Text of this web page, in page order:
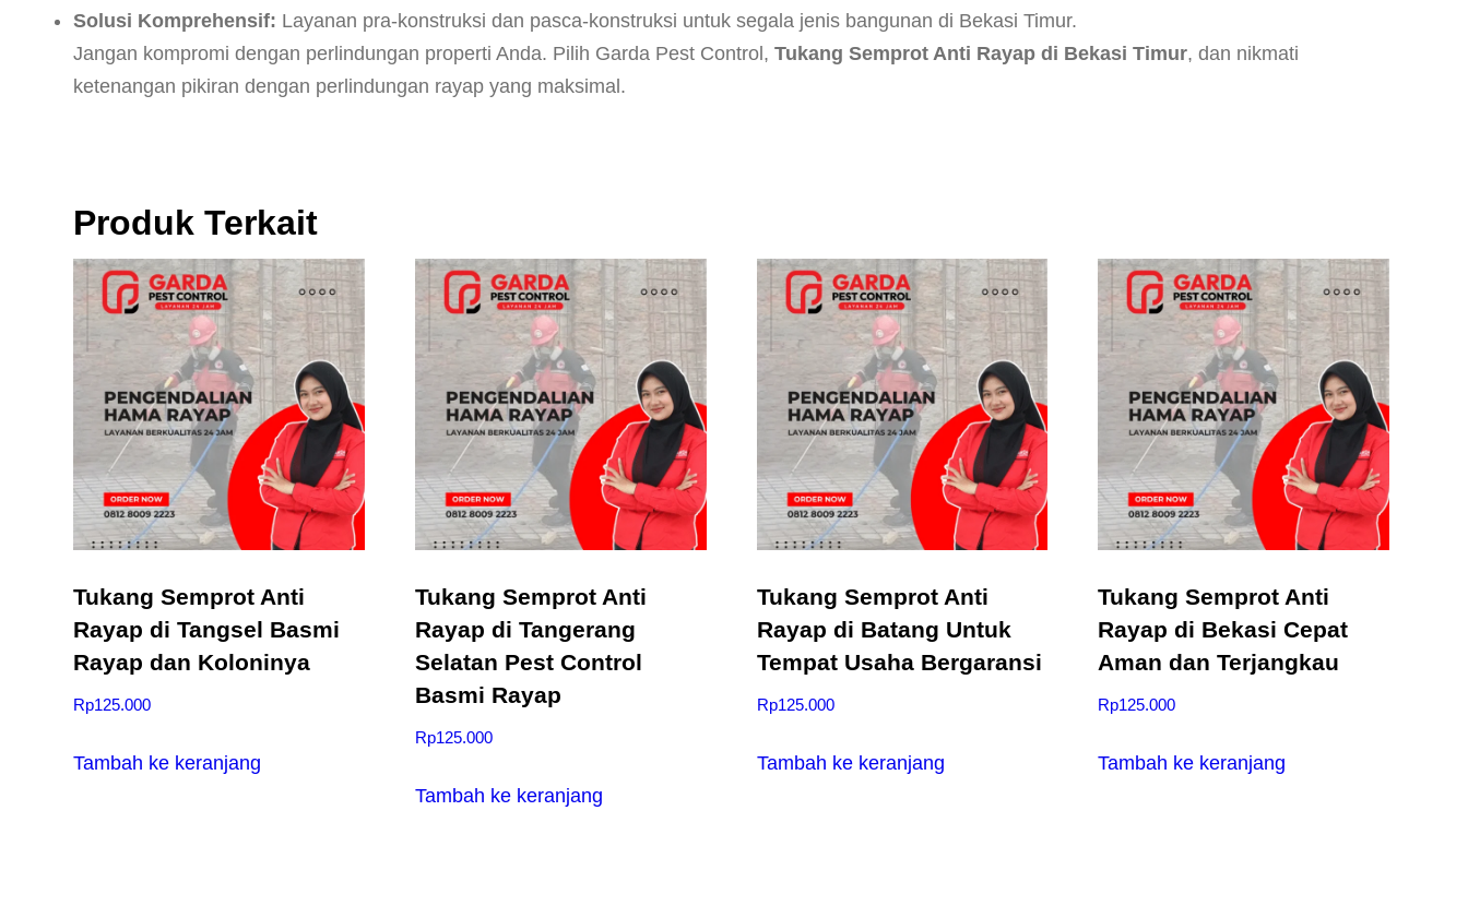
i
B
T
u
r
b
a
i
k
d
n
B
Solusi Komprehensif: Layanan pra-konstruksi dan pasca-konstruksi untuk segala jenis bangunan di Bekasi Timur.
Jangan kompromi dengan perlindungan properti Anda. Pilih Garda Pest Control,Tukang Semprot Anti Rayap di Bekasi Timur, dan nikmati
ketenangan pikiran dengan perlindungan rayap yang maksimal.
Produk Terkait
Tukang Semprot Anti
Rayap di Tangsel Basmi
Rayap dan Koloninya
Rp125.000
Tambah ke keranjang
Tukang Semprot Anti
Rayap di Tangerang
Selatan Pest Control
Basmi Rayap
Rp125.000
Tambah ke keranjang
Tukang Semprot Anti
Rayap di Batang Untuk
Tempat Usaha Bergaransi
Rp125.000
Tambah ke keranjang
Tukang Semprot Anti
Rayap di Bekasi Cepat
Aman dan Terjangkau
Rp125.000
Tambah ke keranjang